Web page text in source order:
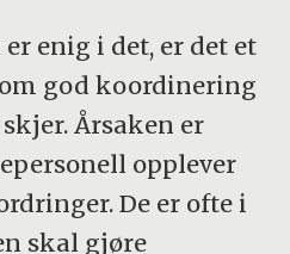
enig i det, er det et
god koordinering
Årsaken er
opplever
De er ofte i
skal gjøre